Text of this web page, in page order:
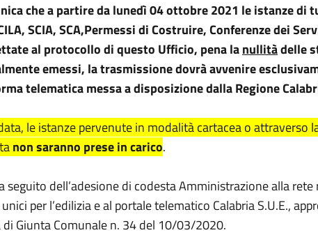
che a partire da lunedì 04 ottobre 2021 le istanze di
SCIA, SCA,Permessi di Costruire, Conferenze dei
al protocollo di questo Ufficio, pena lanullitàdelle
emessi, la trasmissione dovrà avvenire
telematica messa a disposizione dalla Regione
le istanze pervenute in modalità cartacea o attraverso
non saranno prese in carico.
seguito dell’adesione di codesta Amministrazione alla rete
per l’edilizia e al portale telematico Calabria S.U.E.,
di Giunta Comunale n. 34 del 10/03/2020.